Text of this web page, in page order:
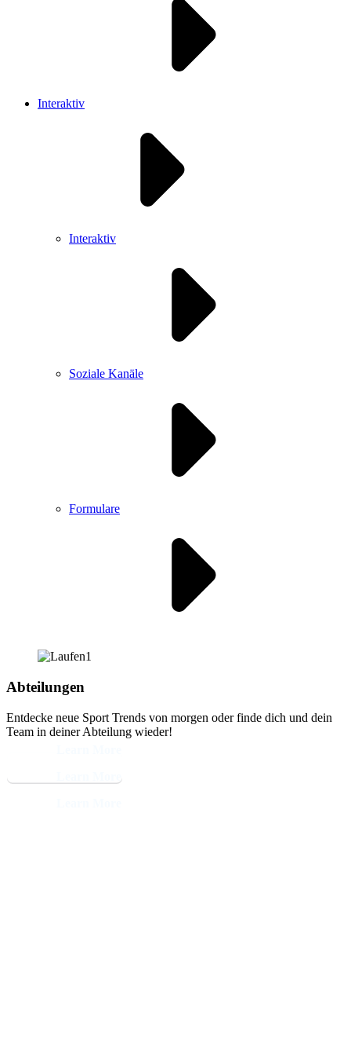
Interaktiv
Interaktiv
Soziale Kanäle
Formulare
Abteilungen
Entdecke neue Sport Trends von morgen oder finde dich und dein
Team in deiner Abteilung wieder!